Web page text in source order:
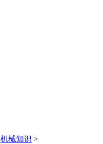
机械知识 >